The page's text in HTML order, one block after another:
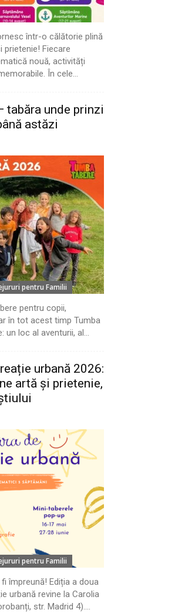
într-o călătorie plină
prietenie! Fiecare
nouă, activități
În cele...
tabăra unde prinzi
astăzi
pentru Familii
pentru copii,
în tot acest timp Tumba
loc al aventurii, al...
urbană 2026:
artă și prietenie,
pentru Familii
împreună! Ediția a doua
urbană revine la Carolia
str. Madrid 4)....